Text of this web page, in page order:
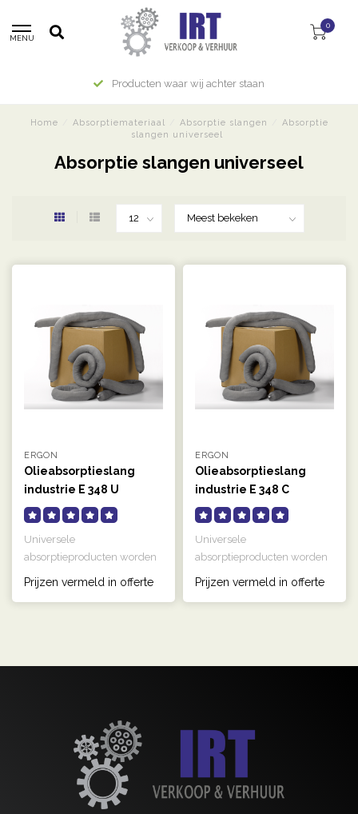
MENU
0
Producten waar wij achter staan
Home Absorptiemateriaal Absorptie slangen
Absorptie
slangen universeel
Absorptie slangen universeel
ERGON
Olieabsorptieslang
industrie E 348 U
Absorptieslang
universeel
Universele
absorptieproducten worden
vloeistoffen en o..
Prijzen vermeld in offerte
ERGON
Olieabsorptieslang
industrie E 348 C
Absorptieslang
universeel
Universele
absorptieproducten worden
vloeistoffen en o..
Prijzen vermeld in offerte